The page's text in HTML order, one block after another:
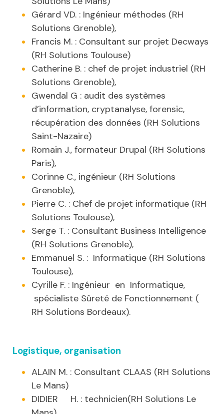
Gérard VD. : Ingénieur méthodes (RH
Solutions Grenoble),
Francis M. : Consultant sur projet Decways
(RH Solutions Toulouse)
Catherine B. : chef de projet industriel (RH
Solutions Grenoble),
Gwendal G : audit des systèmes
d’information, cryptanalyse, forensic,
récupération des données (RH Solutions
Saint-Nazaire)
Romain J., formateur Drupal (RH Solutions
Paris),
Corinne C., ingénieur (RH Solutions
Grenoble),
Pierre C. : Chef de projet informatique (RH
Solutions Toulouse),
Serge T. : Consultant Business Intelligence
(RH Solutions Grenoble),
Emmanuel S. : Informatique (RH Solutions
Toulouse),
Cyrille F. : Ingénieur en Informatique,
spécialiste Sûreté de Fonctionnement (
RH Solutions Bordeaux).
Logistique, organisation
ALAIN M. : Consultant CLAAS (RH Solutions
Le Mans)
DIDIER H. : technicien(RH Solutions Le